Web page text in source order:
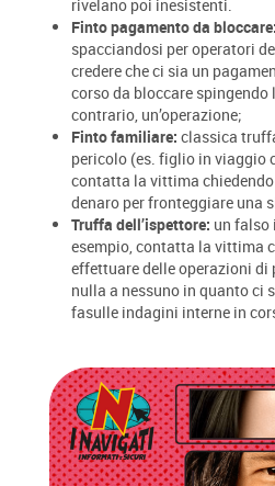
rivelano poi inesistenti.
Finto pagamento da bloccare:
spacciandosi per operatori
credere che ci sia un
corso da bloccare
contrario, un’operazione;
Finto familiare: classica
pericolo (es. figlio in viaggio
contatta la vittima
denaro per fronteggiare una
Truffa dell’ispettore: un falso
esempio, contatta la vittima
effettuare delle operazioni di
nulla a nessuno in quanto ci
fasulle indagini interne in